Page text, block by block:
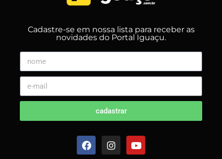
Cadastre-se em nossa lista para receber as
novidades do Portal Iguaçu.
cadastrar